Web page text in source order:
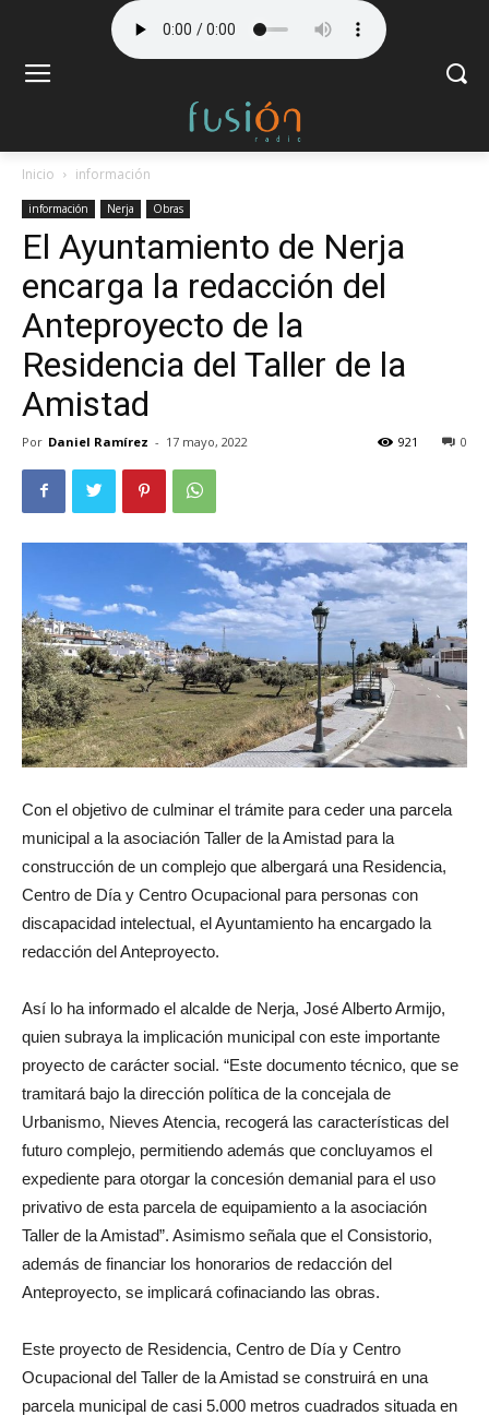
Inicio información
información Nerja Obras
El Ayuntamiento de Nerja
encarga la redacción del
Anteproyecto de la
Residencia del Taller de la
Amistad
Por Daniel Ramírez - 17 mayo, 2022 0
921
Con el objetivo de culminar el trámite para ceder una parcela
municipal a la asociación Taller de la Amistad para la
construcción de un complejo que albergará una Residencia,
Centro de Día y Centro Ocupacional para personas con
discapacidad intelectual, el Ayuntamiento ha encargado la
redacción del Anteproyecto.
Así lo ha informado el alcalde de Nerja, José Alberto Armijo,
quien subraya la implicación municipal con este importante
proyecto de carácter social. “Este documento técnico, que se
tramitará bajo la dirección política de la concejala de
Urbanismo, Nieves Atencia, recogerá las características del
futuro complejo, permitiendo además que concluyamos el
expediente para otorgar la concesión demanial para el uso
privativo de esta parcela de equipamiento a la asociación
Taller de la Amistad”. Asimismo señala que el Consistorio,
además de financiar los honorarios de redacción del
Anteproyecto, se implicará cofinaciando las obras.
Este proyecto de Residencia, Centro de Día y Centro
Ocupacional del Taller de la Amistad se construirá en una
parcela municipal de casi 5.000 metros cuadrados situada en